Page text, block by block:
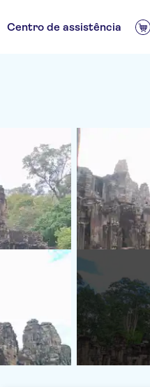
Centro de assistência